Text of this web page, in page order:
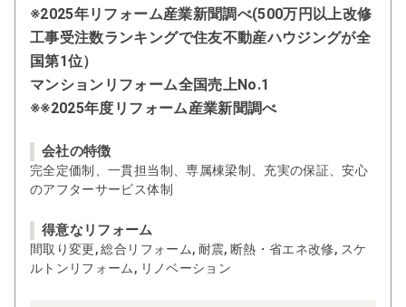
※2025年リフォーム産業新聞調べ(500万円以上改修
工事受注数ランキングで住友不動産ハウジングが全
国第1位）
マンションリフォーム全国売上No.1
※※2025年度リフォーム産業新聞調べ
会社の特徴
完全定価制、一貫担当制、専属棟梁制、充実の保証、安心
のアフターサービス体制
得意なリフォーム
間取り変更, 総合リフォーム, 耐震, 断熱・省エネ改修, スケ
ルトンリフォーム, リノベーション